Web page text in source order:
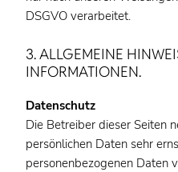
DSGVO verarbeitet.
3. ALLGEMEINE
INFORMATIONEN.
Datenschutz
Die Betreiber dieser Seiten
persönlichen Daten sehr
personenbezogenen Daten